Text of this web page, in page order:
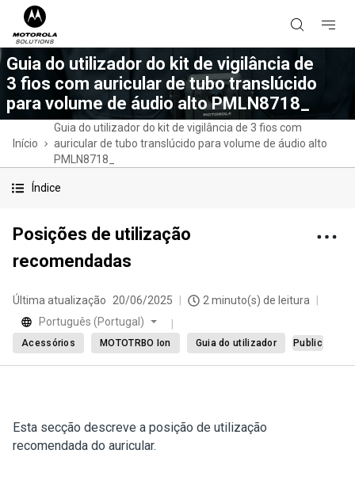
Guia do utilizador do kit de vigilância de
3 fios com auricular de tubo translúcido
para volume de áudio alto PMLN8718_
Início
Guia do utilizador do kit de vigilância de 3 fios com
auricular de tubo translúcido para volume de áudio alto
PMLN8718_
Índice
Posições de utilização
recomendadas
Última atualização 20/06/2025
2 minuto(s) de leitura
Português (Portugal)
Acessórios MOTOTRBO Ion Guia do utilizador Public
Esta secção descreve a posição de utilização
recomendada do auricular.